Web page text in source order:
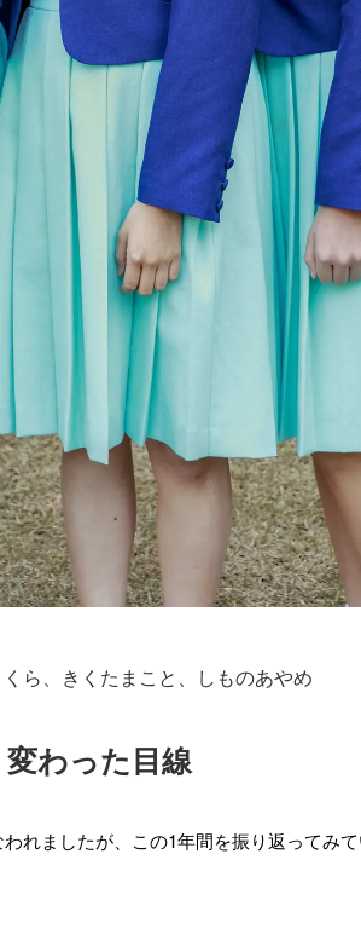
ら、きくたまこと、しものあやめ
わった目線
れましたが、この1年間を振り返ってみ